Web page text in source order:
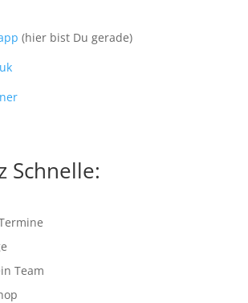
(hier bist Du gerade)
Schnelle:
Team